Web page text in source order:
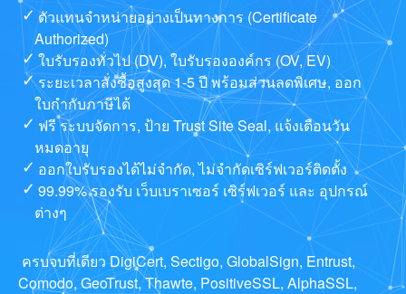
ตัวแทนจำหน่ายอย่างเป็นทางการ (Certificate
Authorized)
ใบรับรองทั่วไป (DV), ใบรับรององค์กร (OV, EV)
ระยะเวลาสั่งซื้อสูงสุด 1-5 ปี พร้อมส่วนลดพิเศษ, ออก
ใบกำกับภาษีได้
ฟรี ระบบจัดการ, ป้าย Trust Site Seal, แจ้งเตือนวัน
หมดอายุ
ออกใบรับรองได้ไม่จำกัด, ไม่จำกัดเซิร์ฟเวอร์ติดตั้ง
99.99% รองรับ เว็บเบราเซอร์ เซิร์ฟเวอร์ และ อุปกรณ์
ต่างๆ
ครบจบที่เดียว DigiCert, Sectigo, GlobalSign, Entrust,
Comodo, GeoTrust, Thawte, PositiveSSL, AlphaSSL,